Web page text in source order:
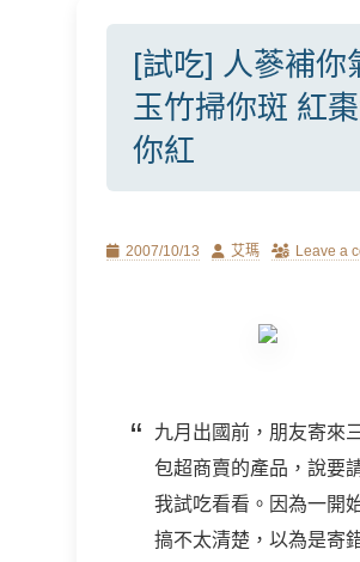
[試吃] 人蔘補你
玉竹掃你斑 紅
你紅
Posted
2007/10/13 Author
艾瑪 Leave a
九月出國前，朋友寄來
包超商賣的產品，說要
我試吃看看。因為一開
搞不太清楚，以為是寄